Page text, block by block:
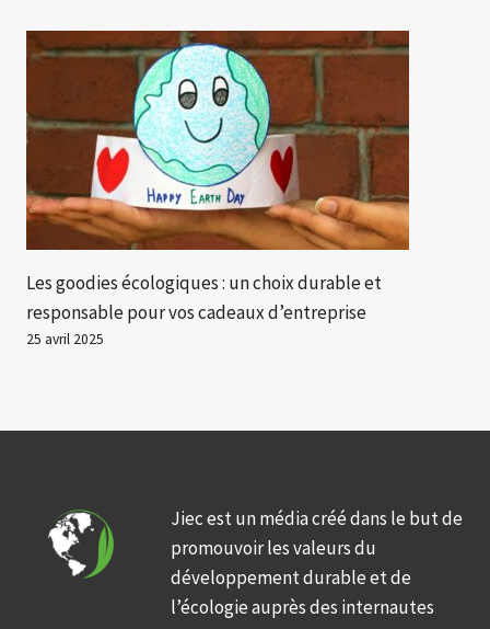
Les goodies écologiques : un choix durable et
responsable pour vos cadeaux d’entreprise
25 avril 2025
Jiec est un média créé dans le but de
promouvoir les valeurs du
développement durable et de
l’écologie auprès des internautes